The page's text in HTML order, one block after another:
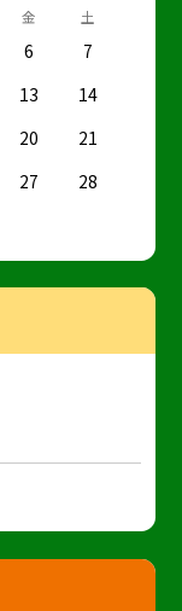
金 土
6
7
13
14
20
21
27 28